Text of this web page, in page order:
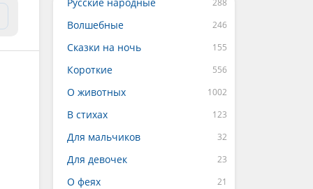
Волшебные
Сказки на ночь
Короткие
О животных
В стихах
Для мальчиков
Для девочек
О феях